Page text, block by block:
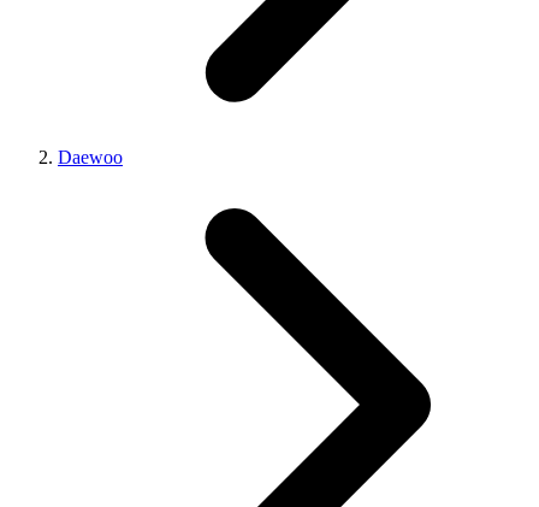
Daewoo